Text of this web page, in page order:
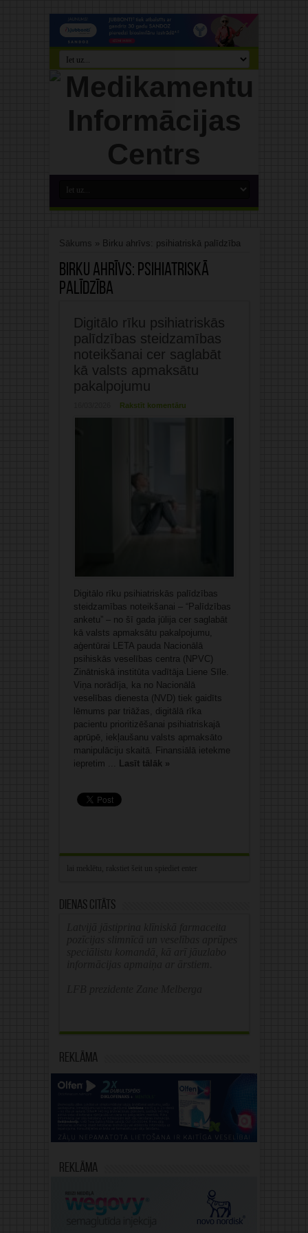
Sākums » Birku ahrīvs: psihiatriskā palīdzība
Birku ahrīvs: psihiatriskā
palīdzība
Digitālo rīku psihiatriskās
palīdzības steidzamības
noteikšanai cer saglabāt
kā valsts apmaksātu
pakalpojumu
Rakstīt komentāru
Digitālo rīku psihiatriskās palīdzības
steidzamības noteikšanai – “Palīdzības
anketu” – no šī gada jūlija cer saglabāt
kā valsts apmaksātu pakalpojumu,
aģentūrai LETA pauda Nacionālā
psihiskās veselības centra (NPVC)
Zinātniskā institūta vadītāja Liene Sīle.
Viņa norādīja, ka no Nacionālā
veselības dienesta (NVD) tiek gaidīts
lēmums par triāžas, digitālā rīka
pacientu prioritizēšanai psihiatriskajā
aprūpē, iekļaušanu valsts apmaksāto
manipulāciju skaitā. Finansiālā ietekme
iepretim ... Lasīt tālāk »
Dienas citāts
Reklāma
Reklāma